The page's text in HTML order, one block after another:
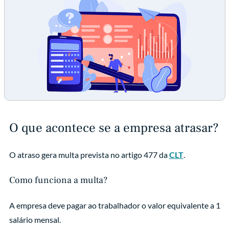
O que acontece se a empresa atrasar?
O atraso gera multa prevista no artigo 477 daCLT.
Como funciona a multa?
A empresa deve pagar ao trabalhador o valor equivalente a 1
salário mensal.